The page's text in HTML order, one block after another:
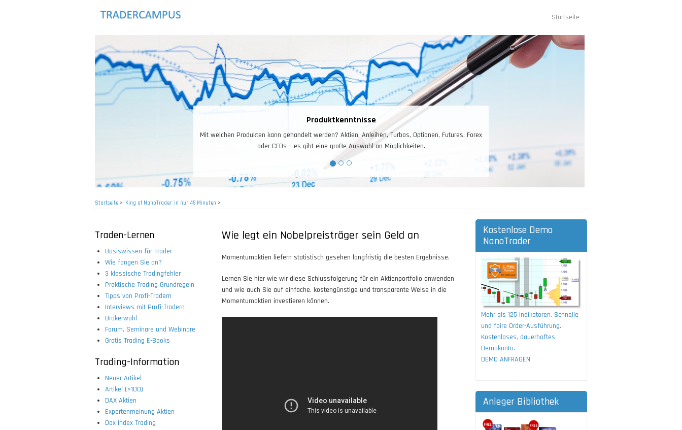
Startseite
Produktkenntnisse
Mit welchen Produkten kann gehandelt werden? Aktien, Anleihen, Turbos, Optionen, Futures, Forex
oder CFDs – es gibt eine große Auswahl an Möglichkeiten.
Startseite> 'King of NanoTrader' in nur 45 Minuten >
Traden-Lernen
Basiswissen für Trader
Wie fangen Sie an?
3 klassische Tradingfehler
Praktische Trading Grundregeln
Tipps von Profi-Tradern
Interviews mit Profi-Tradern
Brokerwahl
Forum, Seminare und Webinare
Gratis Trading E-Books
Trading-Information
Neuer Artikel
Artikel (>100)
DAX Aktien
Expertenmeinung Aktien
Dax Index Trading
Wie legt ein Nobelpreisträger sein Geld an
Momentumaktien liefern statistisch gesehen langfristig die besten Ergebnisse.
Lernen Sie hier wie wir diese Schlussfolgerung für ein Aktienportfolio anwenden
und wie auch Sie auf einfache, kostengünstige und transparente Weise in die
Momentumaktien investieren können.
Kostenlose Demo
NanoTrader
Mehr als 125 Indikatoren. Schnelle
und faire Order-Ausführung.
Kostenloses, dauerhaftes
Demokonto.
DEMO ANFRAGEN
Anleger Bibliothek